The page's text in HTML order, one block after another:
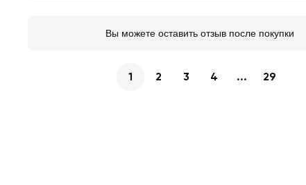
Вы можете оставить отзыв после покупки
1 2 3 4 ... 29